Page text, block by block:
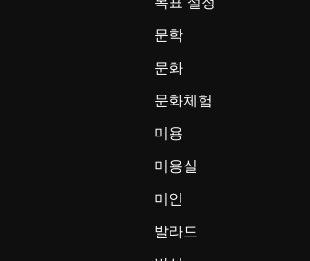
문학
문화
문화체험
미용
미용실
미인
발라드